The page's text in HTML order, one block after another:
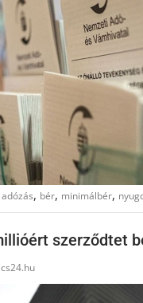
adózás, bér, minimálbér,
szerződtet